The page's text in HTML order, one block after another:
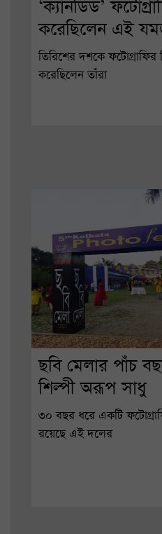
‘ক্যানডিড’
করেছিলেন এই
তিরিশের দশকে ফটোগ্রাফির
করেছিলেন তাঁরা
ছবি মেলার পাঁচ
শিল্পী অরূপ সাধু
৩০ বছর ধরে একটি
রয়েছে এই দলের